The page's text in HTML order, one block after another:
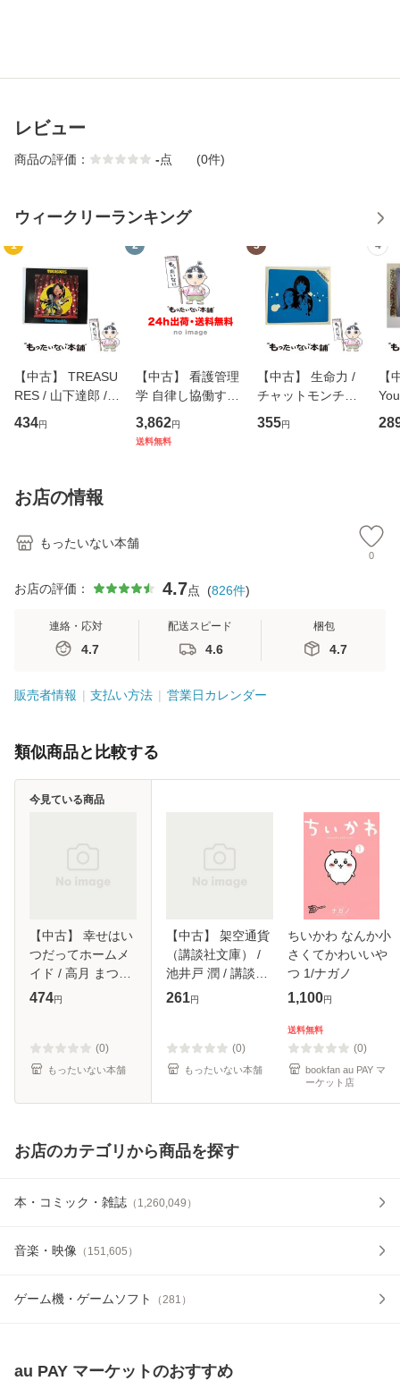
レビュー
商品の評価： -点 (0件)
ウィークリーランキング
1
【中古】 TREASU
RES / 山下達郎 /
イーストウエス
ト・ジャパン [CD]
434円
2
【中古】 看護管理
学 自律し協働する
専門職の看護マネ
ジメントスキル 改
3,862円
送料無料
3
【中古】 生命力 /
チャットモンチー /
キューンレコード
[CD]【メール便送
355円
4
【
のが
お店の情報
もったいない本舗
0
お店の評価： 4.7点 (826件)
連絡・応対
4.7
配送スピード
4.6
梱包
4.7
販売者情報 支払い方法 営業日カレンダー
類似商品と比較する
【中古】 幸せはい
つだってホームメ
イド / 高月 まつり
/ オークラ出版 [単
474円
(0)
もったいない本舗
今見ている商品
【中古】 架空通貨
（講談社文庫） /
池井戸 潤 / 講談社
[文庫]【メール便送
261円
(0)
もったいない本舗
ちいかわ なんか小
さくてかわいいや
つ 1/ナガノ
1,100円
送料無料
(0)
bookfan au PAY マ
ーケット店
お店のカテゴリから商品を探す
本・コミック・雑誌 （ 1,260,049 ）
音楽・映像 （ 151,605 ）
ゲーム機・ゲームソフト （281 ）
au PAY マーケットのおすすめ